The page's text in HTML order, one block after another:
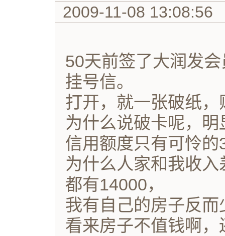
2009-11-08 13:08:56
50天前签了大润发
挂号信。
打开，就一张破纸，
为什么说破卡呢，明
信用额度只有可怜
为什么人家和我收
都有14000，
我有自己的房子反而
看来房子不值钱啊